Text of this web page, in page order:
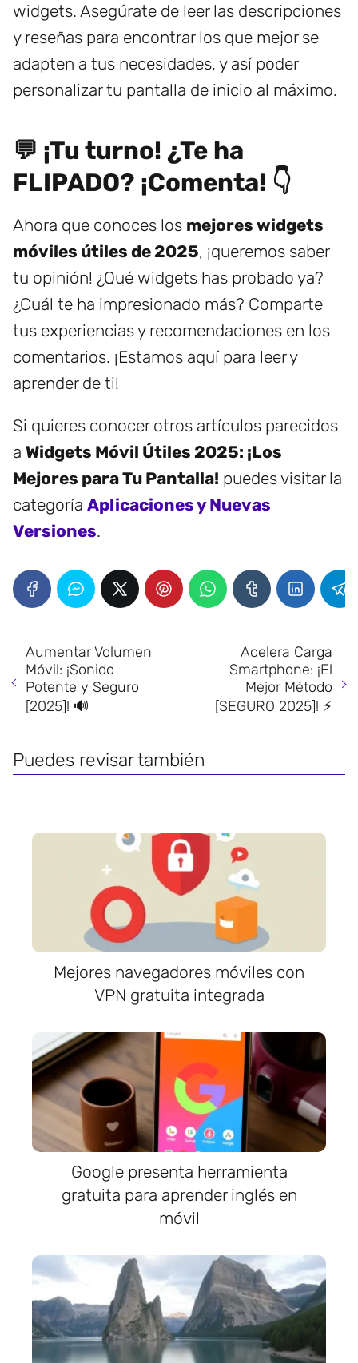
widgets. Asegúrate de leer las descripciones
y reseñas para encontrar los que mejor se
adapten a tus necesidades, y así poder
personalizar tu pantalla de inicio al máximo.
💬 ¡Tu turno! ¿Te ha
FLIPADO? ¡Comenta! 👇
Ahora que conoces los mejores widgets
móviles útiles de 2025, ¡queremos saber
tu opinión! ¿Qué widgets has probado ya?
¿Cuál te ha impresionado más? Comparte
tus experiencias y recomendaciones en los
comentarios. ¡Estamos aquí para leer y
aprender de ti!
Si quieres conocer otros artículos parecidos
a Widgets Móvil Útiles 2025: ¡Los
Mejores para Tu Pantalla! puedes visitar la
categoría Aplicaciones y Nuevas
Versiones.
Aumentar Volumen
Móvil: ¡Sonido
Potente y Seguro
[2025]! 🔊
Acelera Carga
Smartphone: ¡El
Mejor Método
[SEGURO 2025]! ⚡️
Puedes revisar también
Mejores navegadores móviles con
VPN gratuita integrada
Google presenta herramienta
gratuita para aprender inglés en
móvil